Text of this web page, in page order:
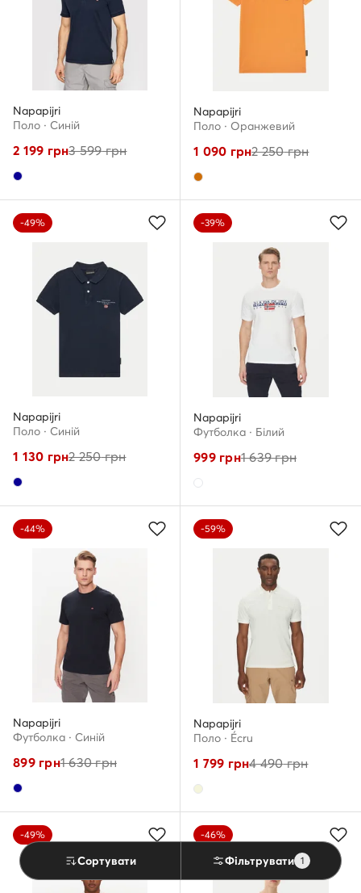
Сортувати Фільтрувати 1
Napapijri
Поло · Cиній
2 199 грн3 599грн
Napapijri
Поло · Оранжевий
1 090 грн2 250грн
-49%
Napapijri
Поло · Cиній
1 130 грн2 250грн
-39%
Napapijri
Футболка · Білий
999грн1 639грн
-44%
Napapijri
Футболка · Cиній
899грн1 630грн
-59%
Napapijri
Поло · Écru
1 799 грн4 490грн
-49% -46%